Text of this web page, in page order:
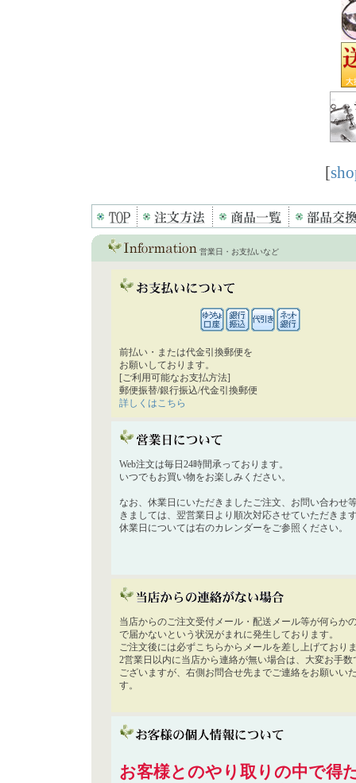
[
営業日・お支払いなど
前払い・または代金引換郵便を
お願いしております。
[ご利用可能なお支払方法]
郵便振替/銀行振込/代金引換郵便
詳しくはこちら
Web注文は毎日24時間承っております。
いつでもお買い物をお楽しみください。
なお、休業日にいただきましたご注文、お問い合わせ
きましては、翌営業日より順次対応させていただきま
休業日については右のカレンダーをご参照ください。
当店からのご注文受付メール・配送メール等が何らか
で届かないという状況がまれに発生しております。
ご注文後には必ずこちらからメールを差し上げており
2営業日以内に当店から連絡が無い場合は、大変お手数
ございますが、右側お問合せ先までご連絡をお願いい
す。
お客様とのやり取りの中で得